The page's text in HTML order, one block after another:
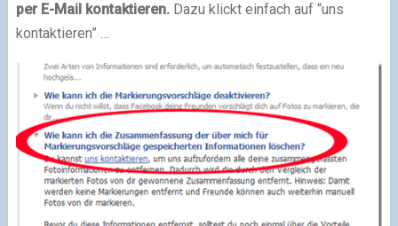
per E-Mail kontaktieren. Dazu klickt einfach auf “uns
kontaktieren” …